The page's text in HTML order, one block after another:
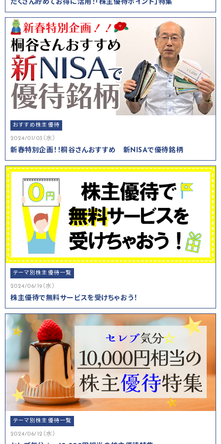
たくさん貯めてお得に活用！「株主優待ポイント」特集
おすすめ株主優待
2024/01/03（水）
新春特別企画！！桐谷さんおすすめ 新NISAで優待銘柄
テーマ別株主優待一覧
2024/06/19（水）
株主優待で無料サービスを受けちゃおう！
テーマ別株主優待一覧
2024/06/12（水）